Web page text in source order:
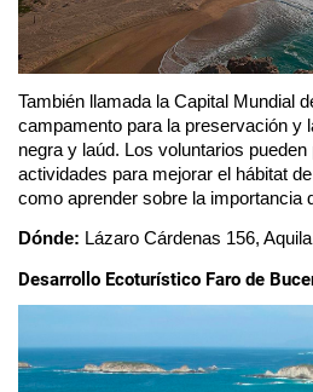
También llamada la Capital Mundial
campamento para la preservación y
negra y laúd. Los voluntarios
actividades para mejorar el hábitat
como aprender sobre la importancia
Dónde: Lázaro Cárdenas 156,
Desarrollo Ecoturístico Faro de